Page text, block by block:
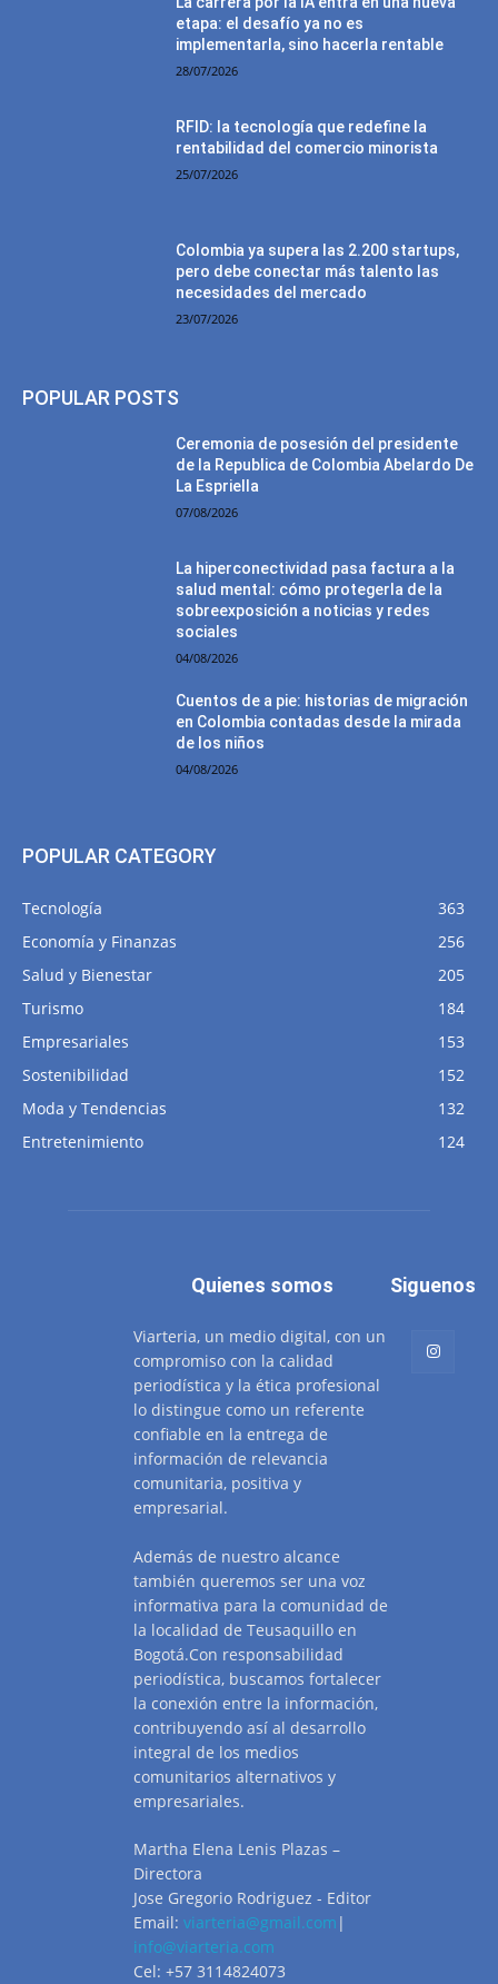
etapa: el desafío ya no es
implementarla, sino hacerla rentable
28/07/2026
RFID: la tecnología que redefine la
rentabilidad del comercio minorista
25/07/2026
Colombia ya supera las 2.200 startups,
pero debe conectar más talento las
necesidades del mercado
23/07/2026
POPULAR POSTS
Ceremonia de posesión del presidente
de la Republica de Colombia Abelardo De
La Espriella
07/08/2026
La hiperconectividad pasa factura a la
salud mental: cómo protegerla de la
sobreexposición a noticias y redes
sociales
04/08/2026
Cuentos de a pie: historias de migración
en Colombia contadas desde la mirada
de los niños
04/08/2026
POPULAR CATEGORY
Tecnología
363
Economía y Finanzas
256
Salud y Bienestar
205
Turismo
184
Empresariales
153
Sostenibilidad
152
Moda y Tendencias
132
Entretenimiento
124
Quienes somos
Viarteria, un medio digital, con un
compromiso con la calidad
periodística y la ética profesional
lo distingue como un referente
confiable en la entrega de
información de relevancia
comunitaria, positiva y
empresarial.
Además de nuestro alcance
también queremos ser una voz
informativa para la comunidad de
la localidad de Teusaquillo en
Bogotá.Con responsabilidad
periodística, buscamos fortalecer
la conexión entre la información,
contribuyendo así al desarrollo
integral de los medios
comunitarios alternativos y
empresariales.
Martha Elena Lenis Plazas –
Directora
Jose Gregorio Rodriguez - Editor
Email: viarteria@gmail.com |
info@viarteria.com
Cel: +57 3114824073
Siguenos